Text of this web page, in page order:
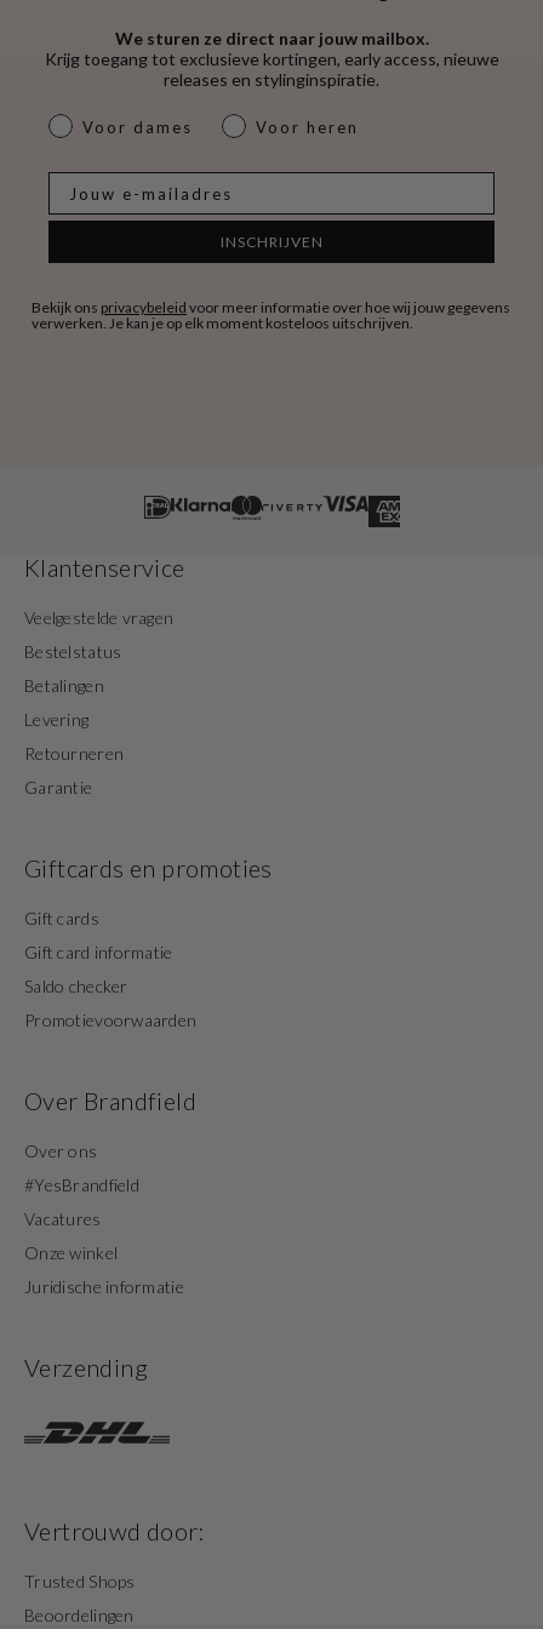
We sturen ze direct naar jouw mailbox.
Krijg toegang tot exclusieve kortingen, early access, nieuwe
releases en stylinginspiratie.
dames & heren
Voor dames Voor heren
INSCHRIJVEN
Bekijk ons privacybeleid voor meer informatie over hoe wij jouw gegevens
verwerken. Je kan je op elk moment kosteloos uitschrijven.
Klantenservice
Veelgestelde vragen
Bestelstatus
Betalingen
Levering
Retourneren
Garantie
Giftcards en promoties
Gift cards
Gift card informatie
Saldo checker
Promotievoorwaarden
Over Brandfield
Over ons
#YesBrandfield
Vacatures
Onze winkel
Juridische informatie
Verzending
Vertrouwd door:
Trusted Shops
Beoordelingen